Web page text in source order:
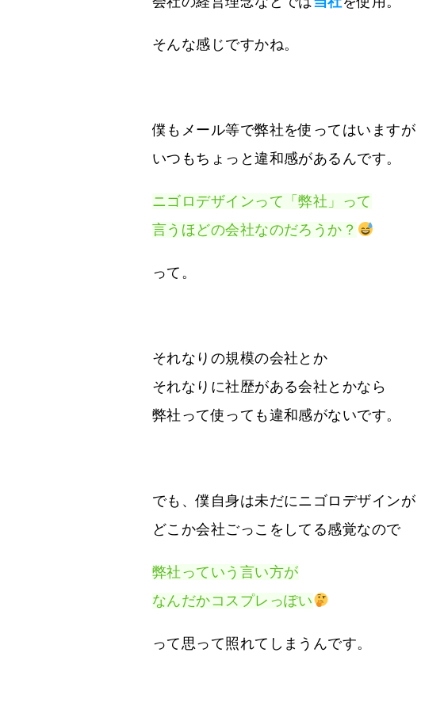
そんな感じですかね。
僕もメール等で弊社を使ってはいますが
いつもちょっと違和感があるんです。
ニゴロデザインって「弊社」って
言うほどの会社なのだろうか？
って。
それなりの規模の会社とか
それなりに社歴がある会社とかなら
弊社って使っても違和感がないです。
でも、僕自身は未だにニゴロデザインが
どこか会社ごっこをしてる感覚なので
弊社っていう言い方が
なんだかコスプレっぽい
って思って照れてしまうんです。